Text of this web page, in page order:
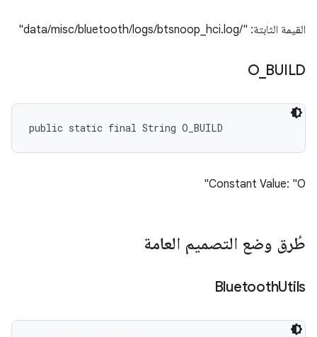
القيمة الثابتة: "/data/misc/bluetooth/logs/btsnoop_hci.log"
O_ BUILD
public static final String O_BUILD
Constant Value: "O"
طُرق وضع التصميم العامة
BluetoothUtils